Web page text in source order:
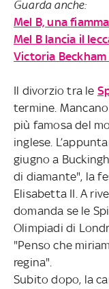
Guarda anche:
Mel B, una
Mel B lancia il
Victoria
Il divorzio tra le
termine.
più famosa del
inglese.
giugno a
di diamante", la
Elisabetta II. A
domanda se le
Olimpiadi di
"Penso che
regina".
Subito dopo, la